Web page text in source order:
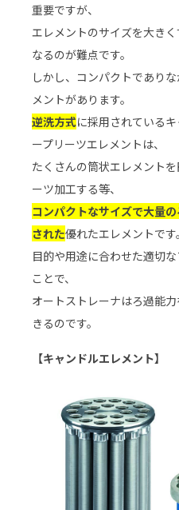
重要ですが、
エレメントのサイズを大き
なるのが難点です。
しかし、コンパクトであり
メントがあります。
逆洗方式に採用されている
ープリーツエレメントは、
たくさんの筒状エレメント
ーツ加工する等、
コンパクトなサイズで大量
された優れたエレメントです。
目的や用途に合わせた適切
ことで、
オートストレーナはろ過能
きるのです。
【キャンドルエレメント】